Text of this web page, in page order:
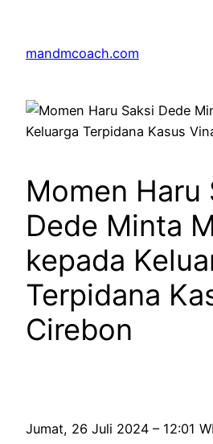
content
mandmcoach.com
Momen Haru
Dede Minta
kepada
Terpidana
Cirebon
Jumat, 26 Juli 2024 – 12:01